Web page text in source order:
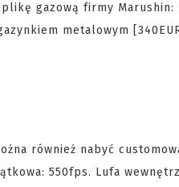
gazową firmy Marushin:
metalowym
również nabyć
550fps. Lufa